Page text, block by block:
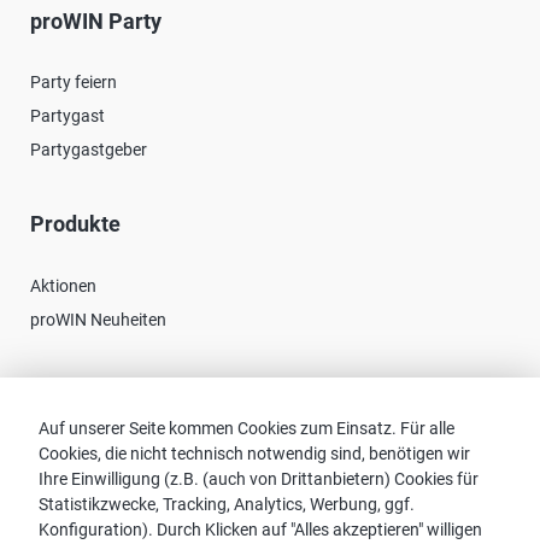
Auf unserer Seite kommen Cookies zum Einsatz. Für alle
Cookies, die nicht technisch notwendig sind, benötigen wir
Ihre Einwilligung (z.B. (auch von Drittanbietern) Cookies für
Statistikzwecke, Tracking, Analytics, Werbung, ggf.
Konfiguration). Durch Klicken auf "Alles akzeptieren" willigen
proWIN Party
Party feiern
Partygast
Partygastgeber
Produkte
Aktionen
proWIN Neuheiten
Vertriebspartnersuche
Kontakt zu proWIN
Service-FAQ